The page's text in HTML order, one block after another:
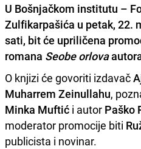
U Bošnjačkom institutu –
Zulfikarpašića u petak, 22.
sati, bit će upriličena
romana Seobe orlova
O knjizi će govoriti izdavač
Muharrem Zeinullahu,
Minka Muftić i autor Paško
moderator promocije biti
publicista i novinar.